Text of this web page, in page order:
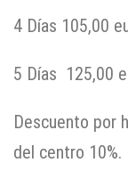
4 Días 105,00
5 Días 125,00
Descuento por
del centro 10%.